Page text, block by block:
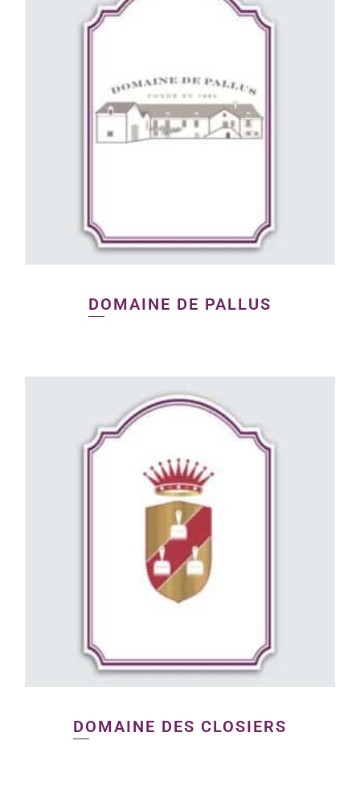
DOMAINE DE PALLUS
DOMAINE DES CLOSIERS